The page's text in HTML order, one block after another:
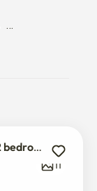
#72 Sinchon & Sogang Univ. 10 mins / 2 bedrooms
11